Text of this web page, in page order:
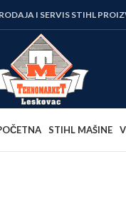
I SERVIS STIHL
STIHL MAŠINE